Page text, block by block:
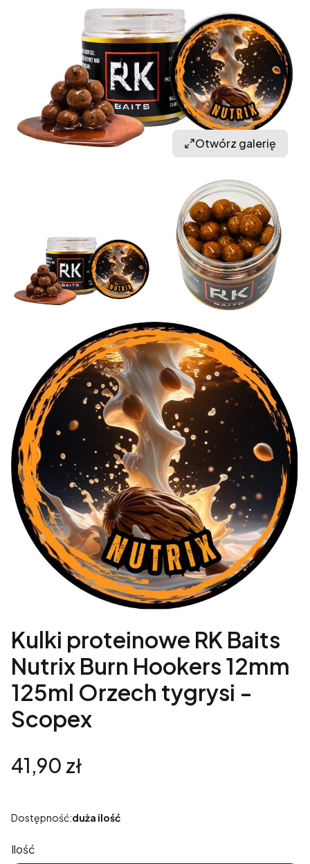
Otwórz galerię
Kulki proteinowe RK Baits
Nutrix Burn Hookers 12mm
125ml Orzech tygrysi -
Scopex
Cena
41,90 zł
Dostępność:duża ilość
Ilość